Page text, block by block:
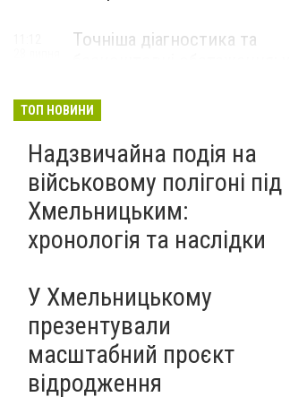
Точніша діагностика та
протипухлинному центрі
запрацював новий
томограф
Паперовий флот замість
Чорноморського: як реальні
втрати Росії перетворилися
на дитячу аплікацію
23:42
27 липня
ТОП НОВИНИ
Надзвичайна подія на
військовому полігоні під
Хмельницьким:
хронологія та наслідки
У Хмельницькому
презентували
масштабний проєкт
відродження